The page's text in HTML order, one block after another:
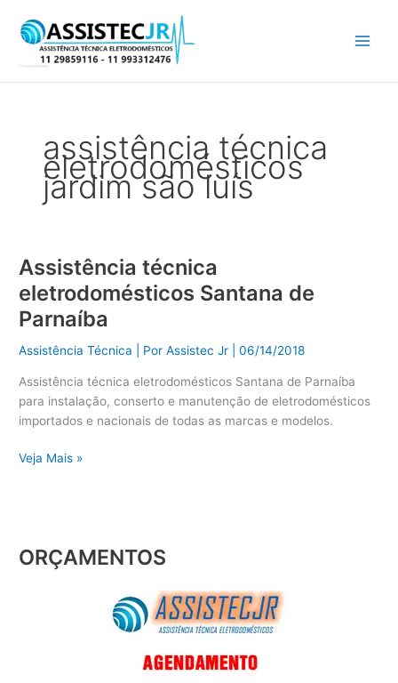
para
conteúdo
assistência técnica
eletrodomésticos
jardim são luís
Assistência técnica
eletrodomésticos Santana de
Parnaíba
Assistência Técnica | PorAssistec Jr |06/14/2018
Assistência técnica eletrodomésticos Santana de Parnaíba
para instalação, conserto e manutenção de eletrodomésticos
importados e nacionais de todas as marcas e modelos.
Assistência
técnica
eletrodomésticos
Santana
Veja Mais »
ORÇAMENTOS